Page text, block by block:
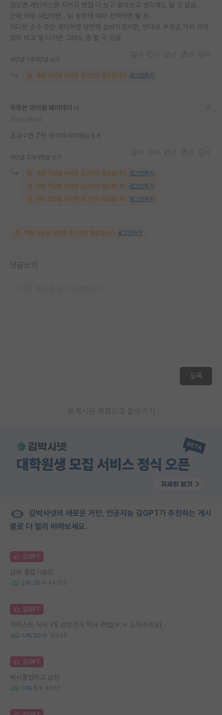
정도면 개인적으론 지거국 면접 다 보고 결과보고 생각해도 될 것 같음.
근데 하위 국립이면.. 님 성향에 따라 선택하면 될 듯.
어디든 순수 돈만 생각하면 당연히 삼성이겠지만, 반대로 부경급 가서 과제
많이 따고 잘 나가면 그래도 좀 벌 수 있음
대댓글 1개 대댓글 쓰기
해당 댓글을 보려면 로그인이 필요합니다. 로그인하기
똑똑한 마이클 패러데이
조교수면 7천 생각하셔야해요ㅎㅎ
대댓글 3개 대댓글 쓰기
해당 댓글을 보려면 로그인이 필요합니다. 로그인하기
해당 댓글을 보려면 로그인이 필요합니다. 로그인하기
해당 댓글을 보려면 로그인이 필요합니다. 로그인하기
해당 댓글을 보려면 로그인이 필요합니다. 로그인하기
댓글쓰기
등록
게시판 목록으로 돌아가기
김박사넷의 새로운 거인, 인공지능 김GPT가 추천하는 게시
물로 더 멀리 바라보세요.
김GPT
삼성 종합기술원
2 26 44289
김GPT
카이스트 석사 VS 삼성전자 학사 취업(ㅠ.ㅠ 도와주세요)
5 50 18649
김GPT
박사졸업하고 삼전
0 5 4665